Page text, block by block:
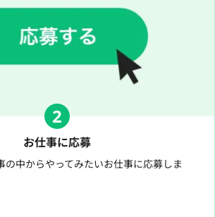
2
お仕事に応募
の中からやってみたいお仕事に応募しま